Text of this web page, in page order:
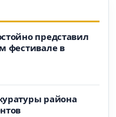
представил
фестивале в
района